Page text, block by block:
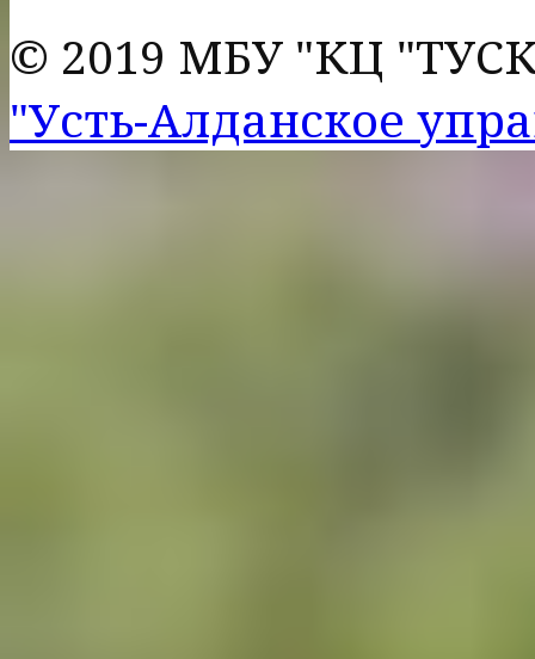
© 2019 МБУ "КЦ
"Усть-Алданское